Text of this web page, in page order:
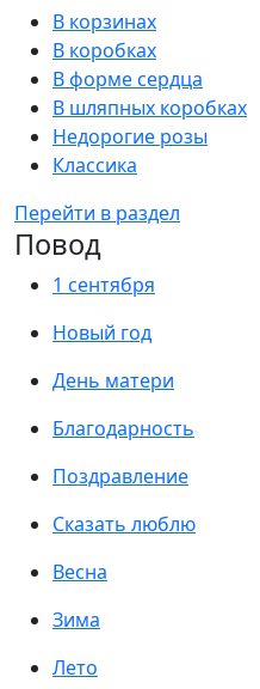
В корзинах
В коробках
В форме сердца
В шляпных коробках
Недорогие розы
Классика
Перейти в раздел
Повод
1 сентября
Новый год
День матери
Благодарность
Поздравление
Сказать люблю
Весна
Зима
Лето